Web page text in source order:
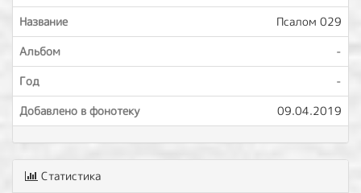
Название
Псалом 029
Альбом
-
Год
-
Добавлено в фонотеку
09.04.2019
Статистика